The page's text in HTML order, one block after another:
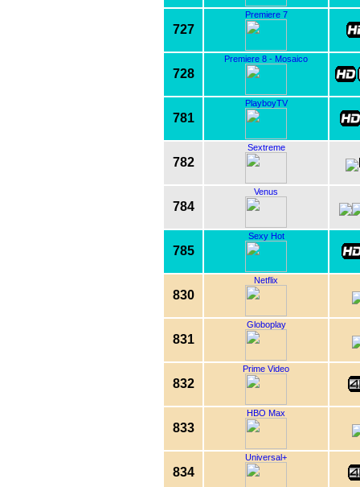
727
Premiere 7
728
Premiere 8 - Mosaico
781
PlayboyTV
782
Sextreme
784
Venus
785
Sexy Hot
830
Netflix
831
Globoplay
832
Prime Video
833
HBO Max
834
Universal+